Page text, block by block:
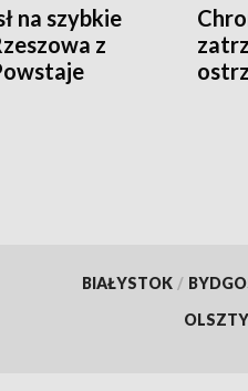
na szybkie
z
BIAŁYSTOK /